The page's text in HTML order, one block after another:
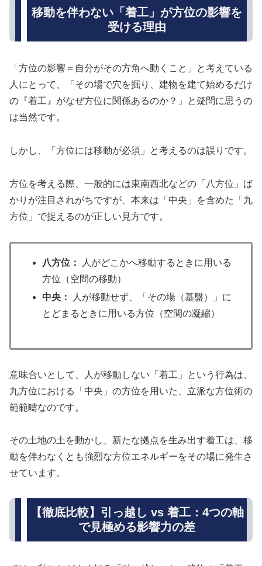
移動を伴わない「着工」が方位の影響を
受ける理由
「方位の影響＝自分がその方角へ動くこと」と考えている
人にとって、「その場で穴を掘り、建物を建て始めるだけ
の『着工』がなぜ方位に関係あるのか？」と疑問に思うの
は当然です。
しかし、「方位には移動が必須」と考えるのは誤りです。
方位を考える際、一般的には東南西北などの「八方位」ば
かりが注目されがちですが、本来は「中央」を含めた「九
方位」で捉えるのが正しい見方です。
八方位：
人がどこかへ移動するときに用いる
方位（空間の移動）
中央：
人が移動せず、「その場（基盤）」に
とどまるときに用いる方位（空間の凝縮）
意味合いとして、人が移動しない「着工」という行為は、
九方位における「中央」の方位を用いた、立派な方位術の
範範疇なのです。
その土地の土を動かし、新たな拠点を生み出す着工は、移
動を伴わなくとも強烈な方位エネルギーをその場に発生さ
せています。
【徹底比較】引っ越し vs 着工：4つの軸
で見極める影響力の差